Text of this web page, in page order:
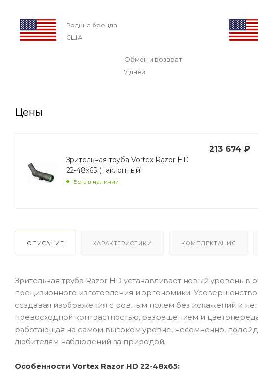
Родина бренда
США
Обмен и возврат
7 дней
Цены
Зрительная труба Vortex Razor HD
22-48x65 (наклонный)
Есть в наличии
213 674 ₽
ОПИСАНИЕ ХАРАКТЕРИСТИКИ КОМПЛЕКТАЦИЯ
Зрительная труба Razor HD устанавливает новый уровень в
прецизионного изготовления и эргономики.
создавая изображения с ровным полем без искажений и
превосходной контрастностью, разрешением и
работающая на самом высоком уровне, несомненно,
любителям наблюдений за природой.
Особенности Vortex Razor HD 22-48x65: